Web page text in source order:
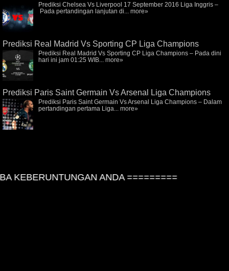
Prediksi Chelsea Vs Liverpool 17 September 2016 Liga Inggris –
Pada pertandingan lanjutan di... more»
Prediksi Real Madrid Vs Sporting CP Liga Champions
Prediksi Real Madrid Vs Sporting CP Liga Champions – Pada dini
hari ini jam 01:25 WIB... more»
Prediksi Paris Saint Germain Vs Arsenal Liga Champions
Prediksi Paris Saint Germain Vs Arsenal Liga Champions – Dalam
pertandingan pertama Liga... more»
KEBERUNTUNGAN ANDA =========